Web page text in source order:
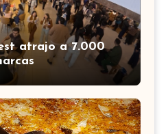
atrajo a 7.000